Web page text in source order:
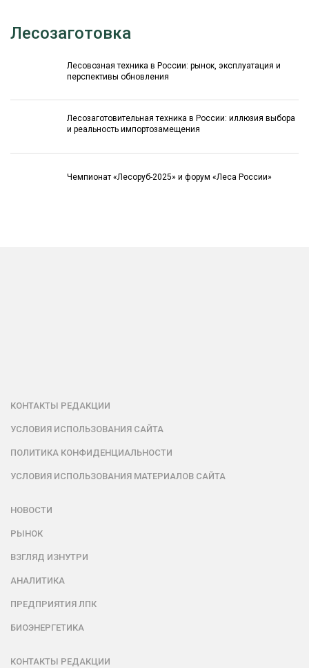
Лесозаготовка
Лесовозная техника в России: рынок, эксплуатация и
перспективы обновления
Лесозаготовительная техника в России: иллюзия выбора
и реальность импортозамещения
Чемпионат «Лесоруб-2025» и форум «Леса России»
КОНТАКТЫ РЕДАКЦИИ
УСЛОВИЯ ИСПОЛЬЗОВАНИЯ САЙТА
ПОЛИТИКА КОНФИДЕНЦИАЛЬНОСТИ
УСЛОВИЯ ИСПОЛЬЗОВАНИЯ МАТЕРИАЛОВ САЙТА
НОВОСТИ
РЫНОК
ВЗГЛЯД ИЗНУТРИ
АНАЛИТИКА
ПРЕДПРИЯТИЯ ЛПК
БИОЭНЕРГЕТИКА
КОНТАКТЫ РЕДАКЦИИ